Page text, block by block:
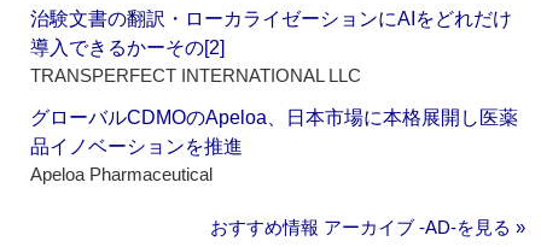
治験文書の翻訳・ローカライゼーションにAIをどれだけ
導入できるかーその[2]
TRANSPERFECT INTERNATIONAL LLC
グローバルCDMOのApeloa、日本市場に本格展開し医薬
品イノベーションを推進
Apeloa Pharmaceutical
おすすめ情報 アーカイブ ‐AD‐を見る »